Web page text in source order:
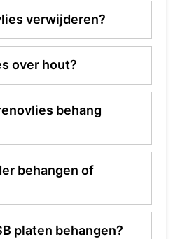
verwijderen?
over hout?
behang
behangen of
platen behangen?